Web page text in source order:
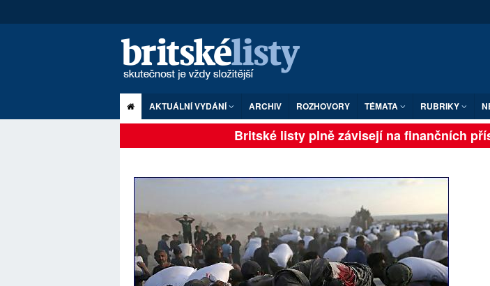
AKTUÁLNÍ VYDÁNÍ ARCHIV ROZHOVORY TÉMATA RUBRIKY
Britské listy plně závisejí na finančních